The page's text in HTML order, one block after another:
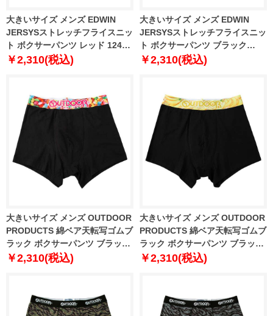
大きいサイズ メンズ EDWIN
JERSYSストレッチフライスニッ
ト ボクサーパンツ レッド 1249-
6202-1 3L 4L 5L 6L 8L
￥2,310(税込)
大きいサイズ メンズ EDWIN
JERSYSストレッチフライスニッ
ト ボクサーパンツ ブラック
1249-6202-2 3L 4L 5L 6L 8L
￥2,310(税込)
大きいサイズ メンズ OUTDOOR
PRODUCTS 綿ベア天転写ゴムブ
ラック ボクサーパンツ ブラック
×ジェリービーンズ 1249-6220-1
￥2,310(税込)
大きいサイズ メンズ OUTDOOR
PRODUCTS 綿ベア天転写ゴムブ
ラック ボクサーパンツ ブラック
×バナナ 1249-6220-2 3L 4L 5L
￥2,310(税込)